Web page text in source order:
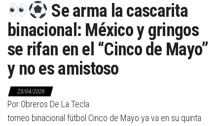
Se arma la cascarita
binacional: México y gringos
se rifan en el “Cinco de Mayo”
y no es amistoso
23/04/2026
Por Obreros De La Tecla
torneo binacional fútbol Cinco de Mayo ya va en su quinta